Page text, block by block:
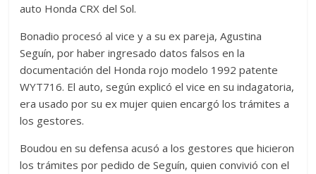
auto Honda CRX del Sol.
Bonadio procesó al vice y a su ex pareja, Agustina
Seguín, por haber ingresado datos falsos en la
documentación del Honda rojo modelo 1992 patente
WYT716. El auto, según explicó el vice en su indagatoria,
era usado por su ex mujer quien encargó los trámites a
los gestores.
Boudou en su defensa acusó a los gestores que hicieron
los trámites por pedido de Seguín, quien convivió con el